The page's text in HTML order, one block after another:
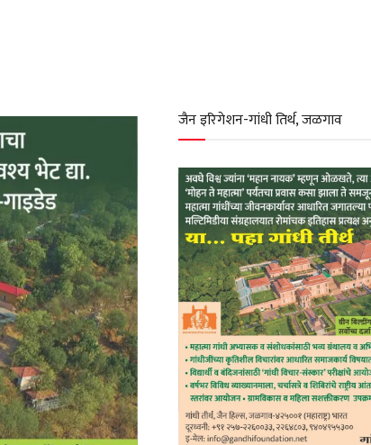
जैन इरिगेशन-गांधी तिर्थ, जळगाव